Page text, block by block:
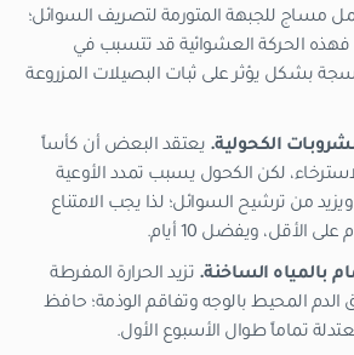
مساج للجبهة المتورمة لتصريف السوائل؛
الحركة العشوائية قد تتسبب في
بشكل يؤثر على ثبات البصيلات المزروعة
يعتقد البعض أن كأساً
لكن الكحول يسبب تمدد الأوعية
من ترشيح السوائل؛ لذا يجب الامتناع
تزيد الحرارة المفرطة
الدم المحيط بالوجه وتفاقم الوذمة؛ حافظ
تماماً طوال الأسبوع الأول.